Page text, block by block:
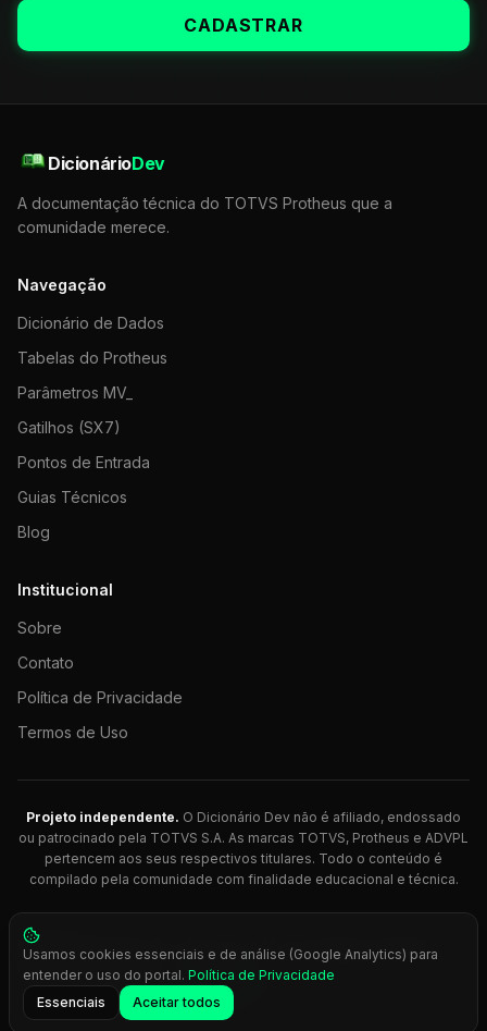
CADASTRAR
DicionárioDev
A documentação técnica do TOTVS Protheus que a
comunidade merece.
Navegação
Dicionário de Dados
Tabelas do Protheus
Parâmetros MV_
Gatilhos (SX7)
Pontos de Entrada
Guias Técnicos
Blog
Institucional
Sobre
Contato
Política de Privacidade
Termos de Uso
Projeto independente. O Dicionário Dev não é afiliado, endossado
ou patrocinado pela TOTVS S.A. As marcas TOTVS, Protheus e ADVPL
pertencem aos seus respectivos titulares. Todo o conteúdo é
compilado pela comunidade com finalidade educacional e técnica.
© 2026 Dicionário Dev. Feito com 💚 para desenvolvedores
Protheus.
Press Ctrl+K
Usamos cookies essenciais e de análise (Google Analytics) para
entender o uso do portal. Política de Privacidade
Essenciais
Aceitar todos